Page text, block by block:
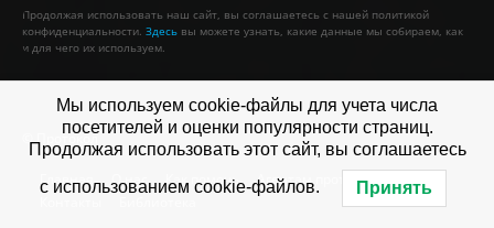
Продолжая использовать наш сайт, вы соглашаетесь с нашей политикой
конфиденциальности. Здесь вы можете узнать, какие данные мы собираем, как
и для чего их используем.
© Протокол
Главная О нас Как помочь
Агентам протокола
Мы используем cookie-файлы для учета числа
посетителей и оценки популярности страниц.
Продолжая использовать этот сайт, вы соглашаетесь
с использованием cookie-файлов. Принять